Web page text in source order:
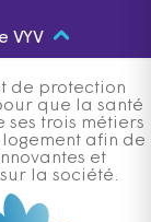
VYV
de protection
que la santé
ses trois métiers
afin de
et
la société.